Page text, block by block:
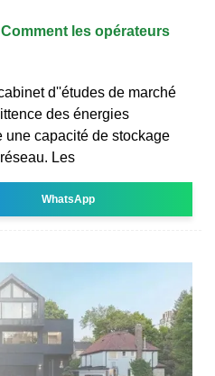
les opérateurs
d''études de marché
des énergies
une capacité de stockage
Les
WhatsApp